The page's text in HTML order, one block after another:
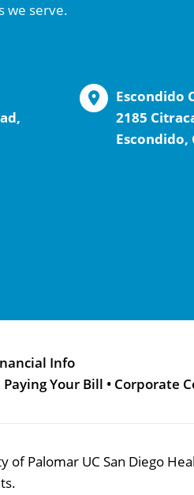
we serve.
Escondido
2185
Escondido,
Info
Your Bill • Corporate
Palomar UC San Diego